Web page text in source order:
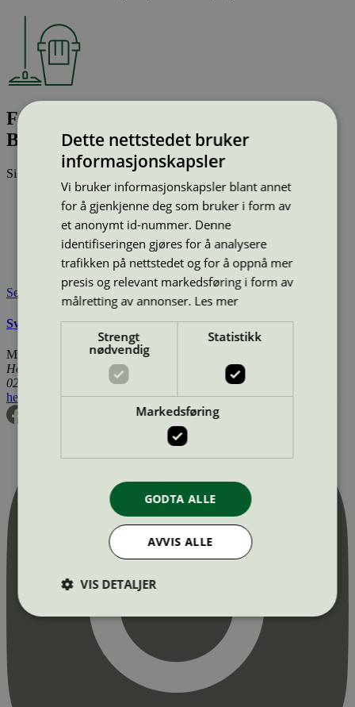
Fordonstvätt: Tage Rejmes i Linköping
Bil AB / Linköping
Sist oppdatert
11 jun 2026
Type:
Vaskehall for biler
Lisensnummer: 3074 0006
Miljømerke: Svanemerket
Lisensinnehaver: Tage Rejmes i Linköping Bil AB
Tilgjengelig i: Sverige
Se også
Svanemerkets krav til vaskehaller for kjøretøy
Miljømerking Norge
Henrik Ibsens gate 20
0255 Oslo
hei@svanemerket.no Tlf:24 14 46 00 Org. nr: 971 279 362 MVA
Dette nettstedet bruker
informasjonskapsler
Vi bruker informasjonskapsler blant annet
for å gjenkjenne deg som bruker i form av
et anonymt id-nummer. Denne
identifiseringen gjøres for å analysere
trafikken på nettstedet og for å oppnå mer
presis og relevant markedsføring i form av
målretting av annonser. Les mer
Strengt
nødvendig
Statistikk
Markedsføring
GODTA ALLE
AVVIS ALLE
VIS DETALJER
Strengt nødvendig
Statistikk